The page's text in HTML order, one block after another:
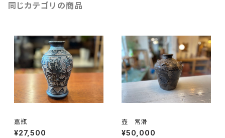
同じカテゴリの商品
嘉瓶
¥27,500
壺 常滑
¥50,000